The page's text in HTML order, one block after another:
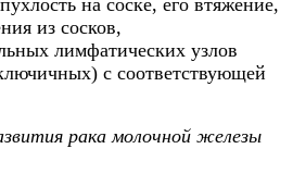
из сосков,
лимфатических узлов
с соответствующей
рака молочной железы